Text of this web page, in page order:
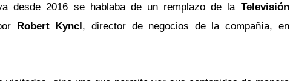
desde 2016 se hablaba de un remplazo de la Televisión
Robert Kyncl, director de negocios de la compañía, en